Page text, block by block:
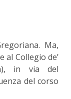
Ma,
al Collegio de’
in via del
del corso